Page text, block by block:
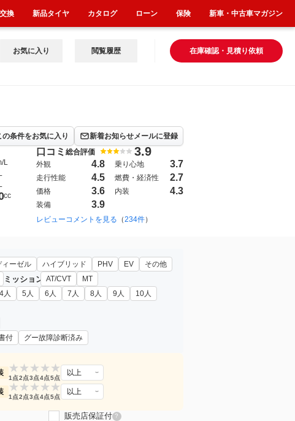
在庫確認・見積り依頼
お気に入り 閲覧履歴
の条件をお気に入り 新着お知らせメールに登録
1983年9月~1989年7月（22）
L
cc
口コミ 総合評価 3.9
外観 4.8 乗り心地 3.7
走行性能 4.5 燃費・経済性 2.7
価格 3.6 内装 4.3
装備 3.9
レビューコメントを見る （234件）
ィーゼル ハイブリッド PHV EV その他
ミッション AT/CVT MT
4人 5人 6人 7人 8人 9人
10人
付 グー故障診断済み
★
1点
★
2点
★
3点
★
4点
★
5点
以上
★
1点
★
2点
★
3点
★
4点
★
5点
以上
販売店保証付 ?
換 新品タイヤ カタログ ローン 保険 新車・中古車マガジン